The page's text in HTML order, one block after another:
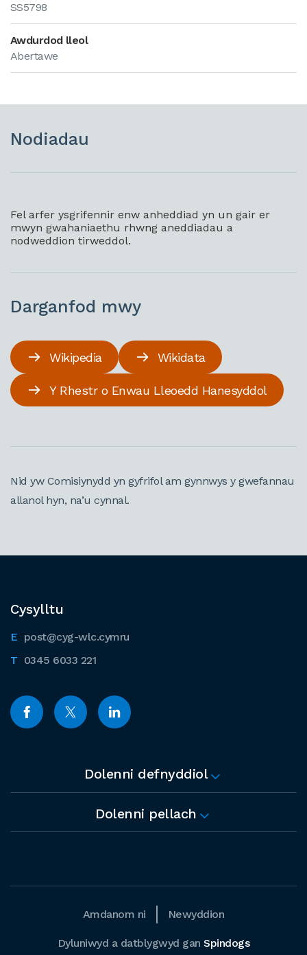
SS5798
Awdurdod lleol
Abertawe
Nodiadau
Fel arfer ysgrifennir enw anheddiad yn un gair er
mwyn gwahaniaethu rhwng aneddiadau a
nodweddion tirweddol.
Darganfod mwy
Wikipedia Wikidata
Y Rhestr o Enwau Lleoedd Hanesyddol
Nid yw Comisiynydd yn gyfrifol am gynnwys y gwefannau
allanol hyn, na’u cynnal.
Cysylltu
post@cyg-wlc.cymru
0345 6033 221
Dolenni defnyddiol
Dolenni pellach
Amdanom ni Newyddion
Dyluniwyd a datblygwyd ganSpindogs